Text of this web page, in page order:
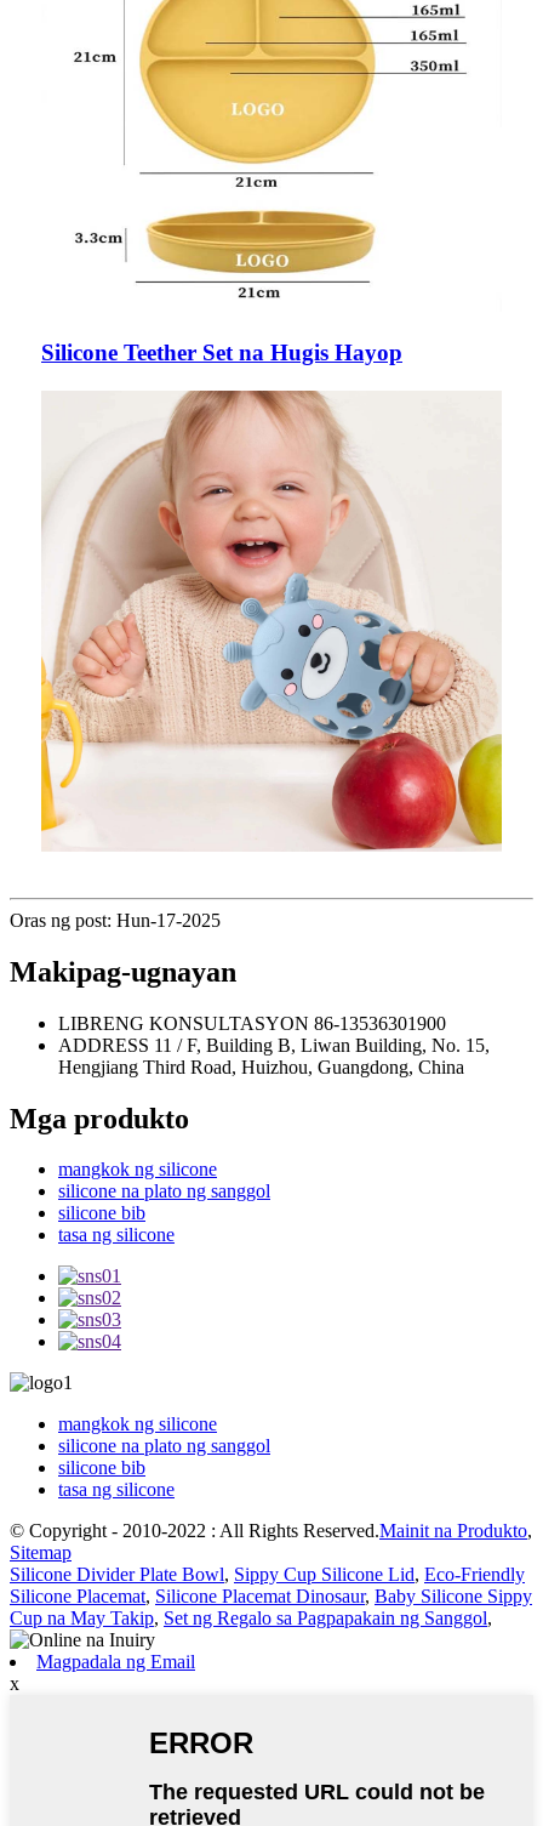
Silicone Teether Set na Hugis Hayop
Oras ng post: Hun-17-2025
Makipag-ugnayan
LIBRENG KONSULTASYON 86-13536301900
ADDRESS 11 / F, Building B, Liwan Building, No. 15,
Hengjiang Third Road, Huizhou, Guangdong, China
Mga produkto
mangkok ng silicone
silicone na plato ng sanggol
silicone bib
tasa ng silicone
mangkok ng silicone
silicone na plato ng sanggol
silicone bib
tasa ng silicone
© Copyright - 2010-2022 : All Rights Reserved.Mainit na Produkto,
Sitemap
Silicone Divider Plate Bowl, Sippy Cup Silicone Lid, Eco-Friendly
Silicone Placemat, Silicone Placemat Dinosaur, Baby Silicone Sippy
Cup na May Takip, Set ng Regalo sa Pagpapakain ng Sanggol,
Magpadala ng Email
x